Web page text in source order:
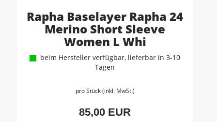
Rapha Baselayer Rapha 24
Merino Short Sleeve
Women L Whi
beim Hersteller verfügbar, lieferbar in 3-10
Tagen
pro Stück (inkl. MwSt.)
85,00 EUR